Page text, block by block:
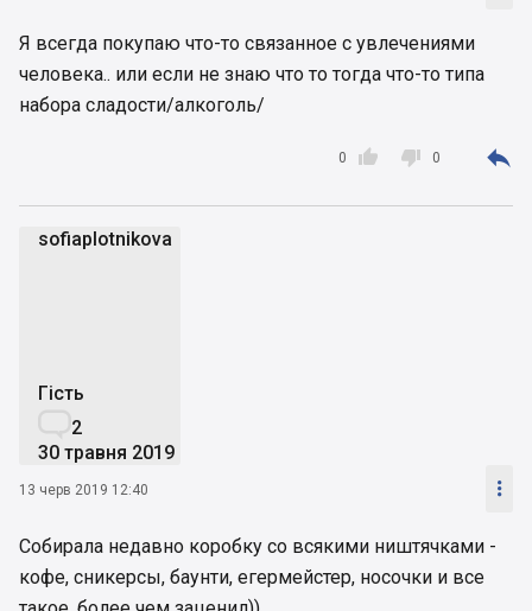
Я всегда покупаю что-то связанное с увлечениями
человека.. или если не знаю что то тогда что-то типа
набора сладости/алкоголь/

0  0 
sofiaplotnikova
Гість
2
30 травня 2019
13 черв 2019 12:40 
Собирала недавно коробку со всякими ништячками -
кофе, сникерсы, баунти, егермейстер, носочки и все